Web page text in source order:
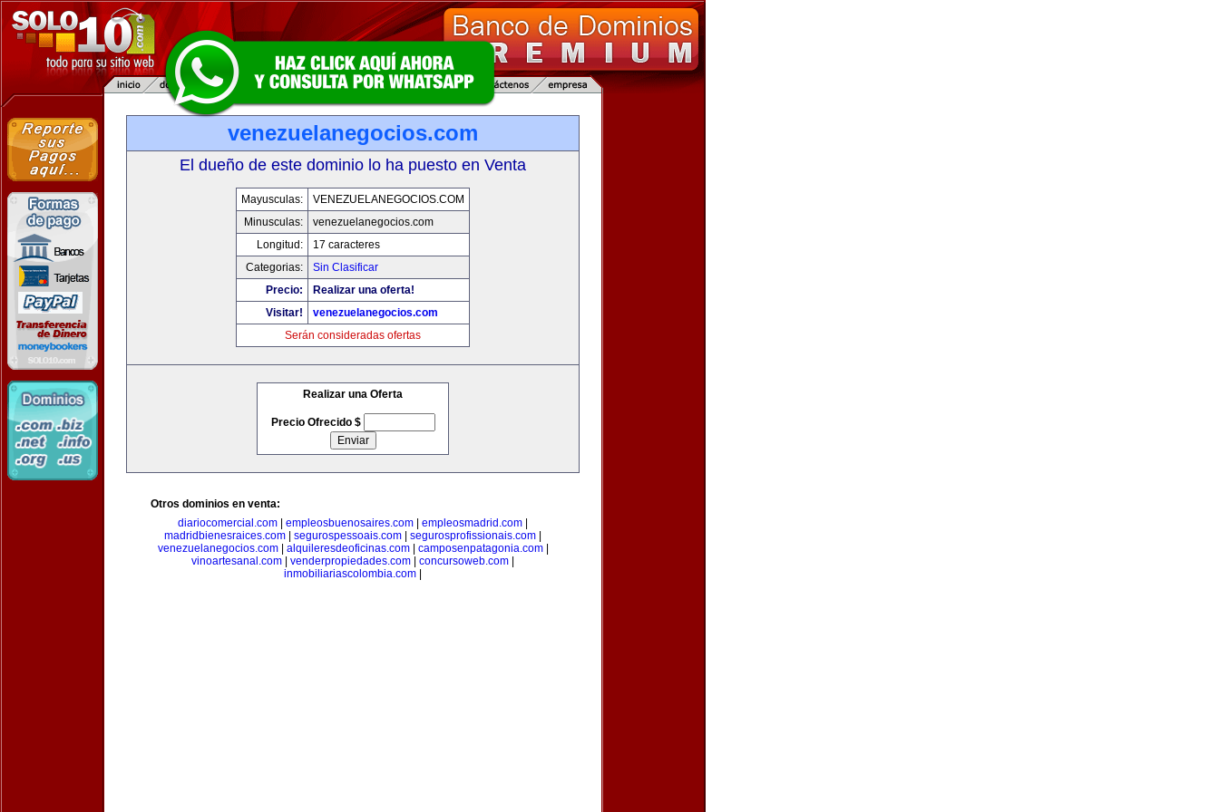
venezuelanegocios.com
El dueño de este dominio lo ha puesto en Venta
Mayusculas:
VENEZUELANEGOCIOS.COM
Minusculas:
venezuelanegocios.com
Longitud:
17 caracteres
Categorias:
Sin Clasificar
Precio:
Realizar una oferta!
Visitar!
venezuelanegocios.com
Serán consideradas ofertas
Realizar una Oferta
Precio Ofrecido $
Otros dominios en venta:
diariocomercial.com
empleosbuenosaires.com empleosmadrid.com
madridbienesraices.com
segurospessoais.com segurosprofissionais.com
venezuelanegocios.com| alquileresdeoficinas.com| camposenpatagonia.com|
vinoartesanal.com
venderpropiedades.com concursoweb.com
inmobiliariascolombia.com